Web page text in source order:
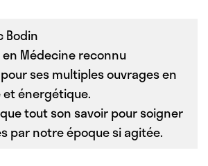
Bodin
Médecine reconnu
ses multiples ouvrages en
énergétique.
tout son savoir pour soigner
par notre époque si agitée.